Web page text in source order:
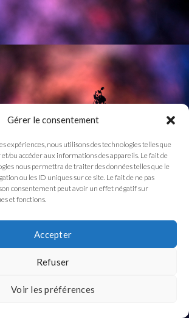
Gérer le consentement
expériences, nous utilisons des technologies telles que
et/ou accéder aux informations des appareils. Le fait de
nous permettra de traiter des données telles que le
ou les ID uniques sur ce site. Le fait de ne pas
consentement peut avoir un effet négatif sur
et fonctions.
Accepter
Refuser
Voir les préférences